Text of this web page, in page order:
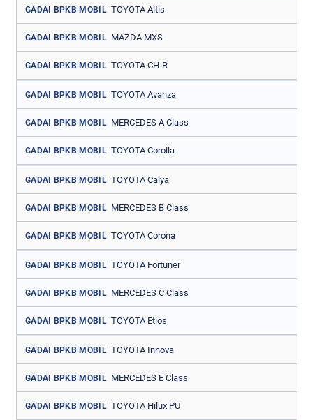
GADAI BPKB MOBIL TOYOTA Altis
GADAI BPKB MOBIL MAZDA MXS
GADAI BPKB MOBIL TOYOTA CH-R
GADAI BPKB MOBIL TOYOTA Avanza
GADAI BPKB MOBIL MERCEDES A Class
GADAI BPKB MOBIL TOYOTA Corolla
GADAI BPKB MOBIL TOYOTA Calya
GADAI BPKB MOBIL MERCEDES B Class
GADAI BPKB MOBIL TOYOTA Corona
GADAI BPKB MOBIL TOYOTA Fortuner
GADAI BPKB MOBIL MERCEDES C Class
GADAI BPKB MOBIL TOYOTA Etios
GADAI BPKB MOBIL TOYOTA Innova
GADAI BPKB MOBIL MERCEDES E Class
GADAI BPKB MOBIL TOYOTA Hilux PU